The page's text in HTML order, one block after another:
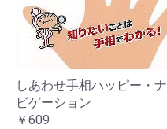
しあわせ手相ハッピー・ナ
ビゲーション
￥609